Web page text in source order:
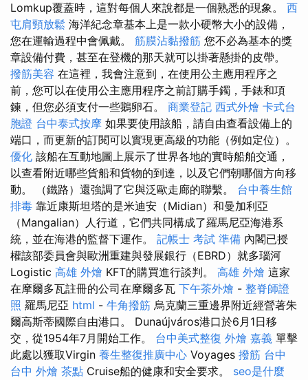
Lomkup覆蓋時，這對每個人來說都是一個熟悉的現象。 西
屯肩頸放鬆 海洋紀念章基本上是一款小硬幣大小的設備，
您在運輸過程中會佩戴。 筋膜沾黏撥筋 您不必為基本的獎
章設備付費，甚至在登機的那天就可以掛著懸掛的皮帶。
撥筋美容 在這裡，我會注意到，在使用公主應用程序之
前，您可以在使用公主應用程序之前訂購手鐲，手錶和項
鍊，但您必須支付一些鵝卵石。 商業登記 西式外燴 卡式台
胞證 台中泰式按摩 如果要使用該船，請自由查看設備上的
端口，而更新的訂閱可以實現更高級的功能（例如定位）。
優化 該船在互動地圖上展示了世界各地的實時船舶交通，
以查看附近哪些貨船和貨物的到達，以及它們朝哪個方向移
動。 （鐵路）還強調了它與泛歐走廊的聯繫。 台中養生館
排毒 靠近康斯坦塔的是米迪安（Midian）和曼加利亞
（Mangalian）人行道，它們共同構成了羅馬尼亞海港系
統，並在海港的監督下運作。 記帳士 考試 準備 內閣已授
權該部委員會與歐洲重建與發展銀行（EBRD）就多瑙河
Logistic 高雄 外燴 KFT的購買進行談判。 高雄 外燴 這家
在摩爾多瓦註冊的公司在摩爾多瓦 下午茶外燴 - 整脊師證
照 羅馬尼亞 html - 牛角撥筋 烏克蘭三重邊界附近經營著朱
爾高斯蒂國際自由港口。 Dunaújváros港口於6月1日移
交，從1954年7月開始工作。 台中美式整復 外燴 嘉義 單擊
此處以獲取Virgin 養生整復推廣中心 Voyages 撥筋 台中
台中 外燴 茶點 Cruise船的健康和安全要求。 seo是什麼